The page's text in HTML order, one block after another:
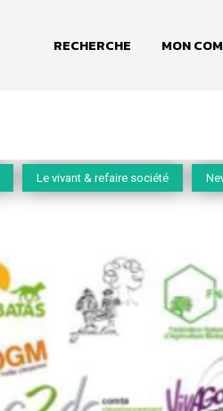
RECHERCHE MON
Le vivant & refaire société